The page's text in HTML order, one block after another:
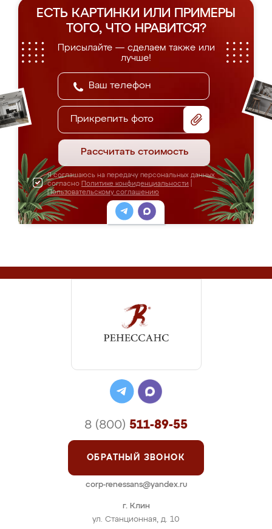
ЕСТЬ КАРТИНКИ ИЛИ ПРИМЕРЫ
ТОГО, ЧТО НРАВИТСЯ?
Присылайте — сделаем также или
лучше!
Прикрепить фото
Рассчитать стоимость
Я соглашаюсь на передачу персональных данных
согласно Политике конфиденциальности
Пользовательскому соглашению
г. Клин
ул. Станционная, д. 10
8 (800) 511-89-55
ОБРАТНЫЙ ЗВОНОК
corp-renessans@yandex.ru